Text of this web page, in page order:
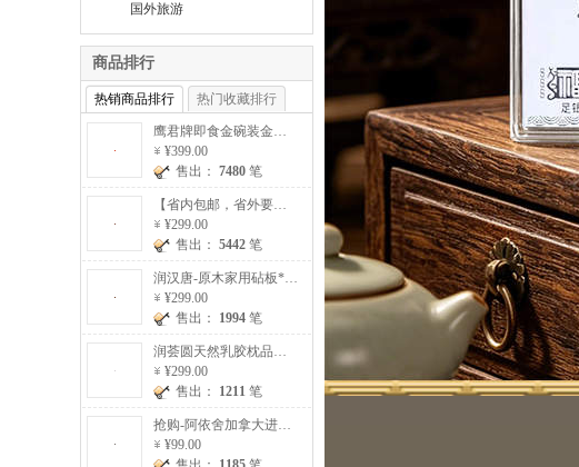
国外旅游
商品排行
热销商品排行 热门收藏排行
鹰君牌即食金碗装金丝巢燕窝5碗/盒*3盒（赠金碗燕窝*3碗）
¥399.00
售出： 7480 笔
【省内包邮，省外要加收20元运费】澳洲进口原切雪花牛排加赠超值组120克/片*10片【提货券】
¥299.00
售出： 5442 笔
润汉唐-原木家用砧板*2块（赠原木筷子*10双）【砧板一大一小】
¥299.00
售出：
1994 笔
润荟圆天然乳胶枕品质组（乳胶枕*2）
¥299.00
售出：
1211 笔
抢购-阿依舍加拿大进口西洋参片20g/罐*5罐
¥99.00